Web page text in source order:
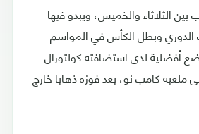
الثلاثاء والخميس، ويبدو فيها
الدوري وبطل الكأس في المواسم
أفضلية لدى استضافته كولتورال
ملعبه كامب نو، بعد فوزه ذهابا خارج